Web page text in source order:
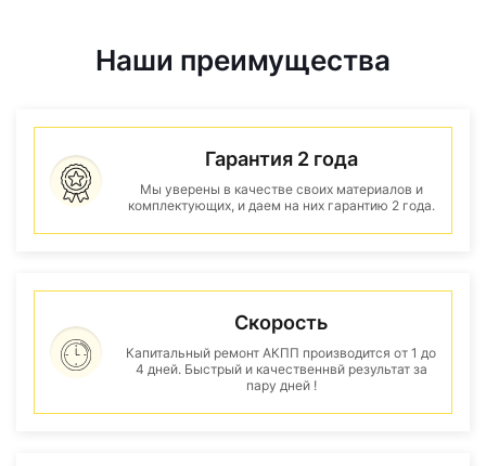
Наши преимущества
Гарантия 2 года
Мы уверены в качестве своих материалов и
комплектующих, и даем на них гарантию 2 года.
Скорость
Капитальный ремонт АКПП производится от 1 до
4 дней. Быстрый и качественнвй результат за
пару дней !